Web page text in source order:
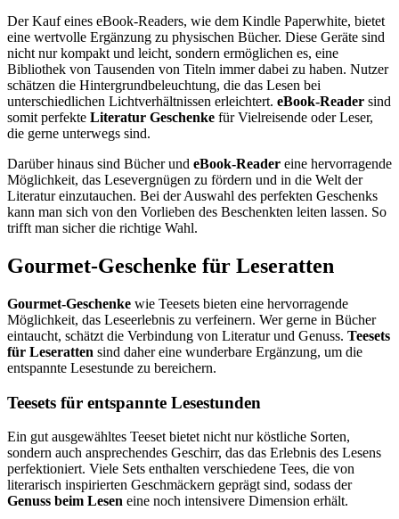
Der Kauf eines eBook-Readers, wie dem Kindle Paperwhite, bietet
eine wertvolle Ergänzung zu physischen Bücher. Diese Geräte sind
nicht nur kompakt und leicht, sondern ermöglichen es, eine
Bibliothek von Tausenden von Titeln immer dabei zu haben. Nutzer
schätzen die Hintergrundbeleuchtung, die das Lesen bei
unterschiedlichen Lichtverhältnissen erleichtert. eBook-Reader sind
somit perfekte Literatur Geschenke für Vielreisende oder Leser,
die gerne unterwegs sind.
Darüber hinaus sind Bücher und eBook-Reader eine hervorragende
Möglichkeit, das Lesevergnügen zu fördern und in die Welt der
Literatur einzutauchen. Bei der Auswahl des perfekten Geschenks
kann man sich von den Vorlieben des Beschenkten leiten lassen. So
trifft man sicher die richtige Wahl.
Gourmet-Geschenke für Leseratten
Gourmet-Geschenke wie Teesets bieten eine hervorragende
Möglichkeit, das Leseerlebnis zu verfeinern. Wer gerne in Bücher
eintaucht, schätzt die Verbindung von Literatur und Genuss. Teesets
für Leseratten sind daher eine wunderbare Ergänzung, um die
entspannte Lesestunde zu bereichern.
Teesets für entspannte Lesestunden
Ein gut ausgewähltes Teeset bietet nicht nur köstliche Sorten,
sondern auch ansprechendes Geschirr, das das Erlebnis des Lesens
perfektioniert. Viele Sets enthalten verschiedene Tees, die von
literarisch inspirierten Geschmäckern geprägt sind, sodass der
Genuss beim Lesen eine noch intensivere Dimension erhält.